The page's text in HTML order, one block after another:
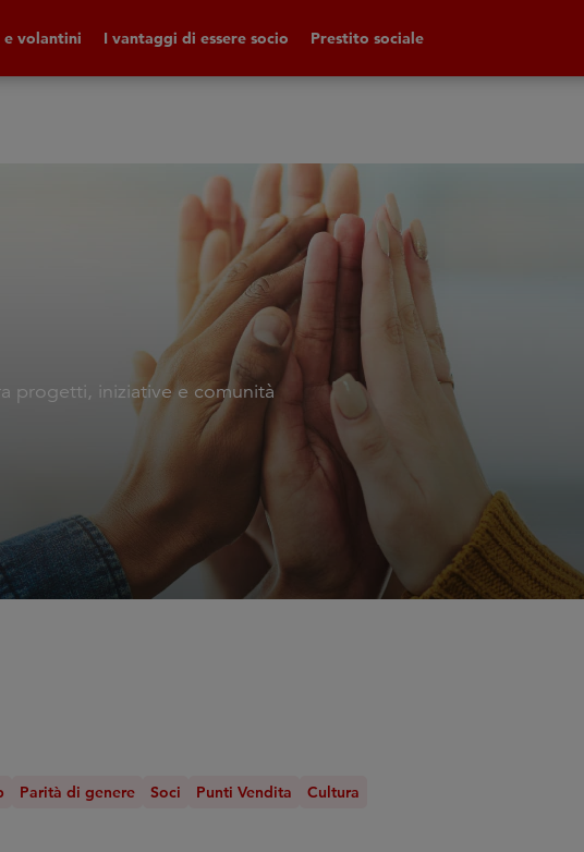
e volantini I vantaggi di essere socio Prestito sociale
progetti, iniziative e comunità
Parità di genere Soci Punti Vendita Cultura